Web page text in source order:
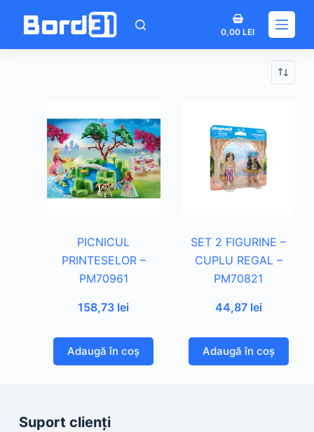
Coș
de
cumpărături
0,00LEI
PICNICUL
PRINTESELOR –
PM70961
158,73 lei
Adaugă în coș
SET 2 FIGURINE –
CUPLU REGAL –
PM70821
44,87 lei
Adaugă în coș
Suport clienți